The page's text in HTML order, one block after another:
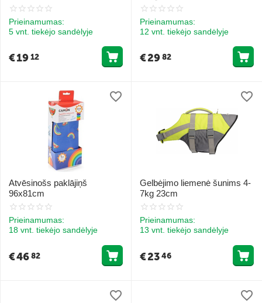
Prieinamumas:
5 vnt. tiekėjo sandėlyje
€1912
Prieinamumas:
12 vnt. tiekėjo sandėlyje
€2982
Atvēsinošs paklājiņš
96x81cm
Prieinamumas:
18 vnt. tiekėjo sandėlyje
€4682
Gelbėjimo liemenė šunims 4-
7kg 23cm
Prieinamumas:
13 vnt. tiekėjo sandėlyje
€2346